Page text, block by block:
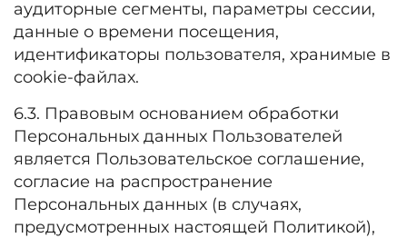
аудиторные сегменты, параметры сессии,
данные о времени посещения,
идентификаторы пользователя, хранимые в
cookie-файлах.
6.3. Правовым основанием обработки
Персональных данных Пользователей
является Пользовательское соглашение,
согласие на распространение
Персональных данных (в случаях,
предусмотренных настоящей Политикой),